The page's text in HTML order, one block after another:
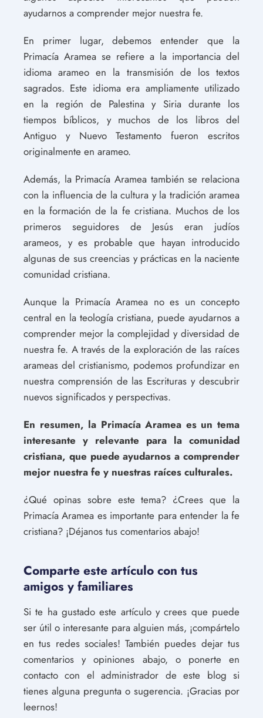
ayudarnos a comprender mejor nuestra fe.
En primer lugar, debemos entender que la
Primacía Aramea se refiere a la importancia del
idioma arameo en la transmisión de los textos
sagrados. Este idioma era ampliamente utilizado
en la región de Palestina y Siria durante los
tiempos bíblicos, y muchos de los libros del
Antiguo y Nuevo Testamento fueron escritos
originalmente en arameo.
Además, la Primacía Aramea también se relaciona
con la influencia de la cultura y la tradición aramea
en la formación de la fe cristiana. Muchos de los
primeros seguidores de Jesús eran judíos
arameos, y es probable que hayan introducido
algunas de sus creencias y prácticas en la naciente
comunidad cristiana.
Aunque la Primacía Aramea no es un concepto
central en la teología cristiana, puede ayudarnos a
comprender mejor la complejidad y diversidad de
nuestra fe. A través de la exploración de las raíces
arameas del cristianismo, podemos profundizar en
nuestra comprensión de las Escrituras y descubrir
nuevos significados y perspectivas.
En resumen, la Primacía Aramea es un tema
interesante y relevante para la comunidad
cristiana, que puede ayudarnos a comprender
mejor nuestra fe y nuestras raíces culturales.
¿Qué opinas sobre este tema? ¿Crees que la
Primacía Aramea es importante para entender la fe
cristiana? ¡Déjanos tus comentarios abajo!
Comparte este artículo con tus
amigos y familiares
Si te ha gustado este artículo y crees que puede
ser útil o interesante para alguien más, ¡compártelo
en tus redes sociales! También puedes dejar tus
comentarios y opiniones abajo, o ponerte en
contacto con el administrador de este blog si
tienes alguna pregunta o sugerencia. ¡Gracias por
leernos!